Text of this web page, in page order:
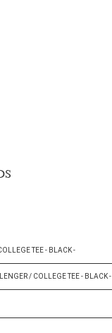
TEE - BLACK -
/ COLLEGE TEE - BLACK -